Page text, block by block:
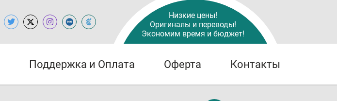
Низкие цены!
Оригиналы и переводы!
Экономим время и бюджет!
Поддержка и Оплата Оферта Контакты